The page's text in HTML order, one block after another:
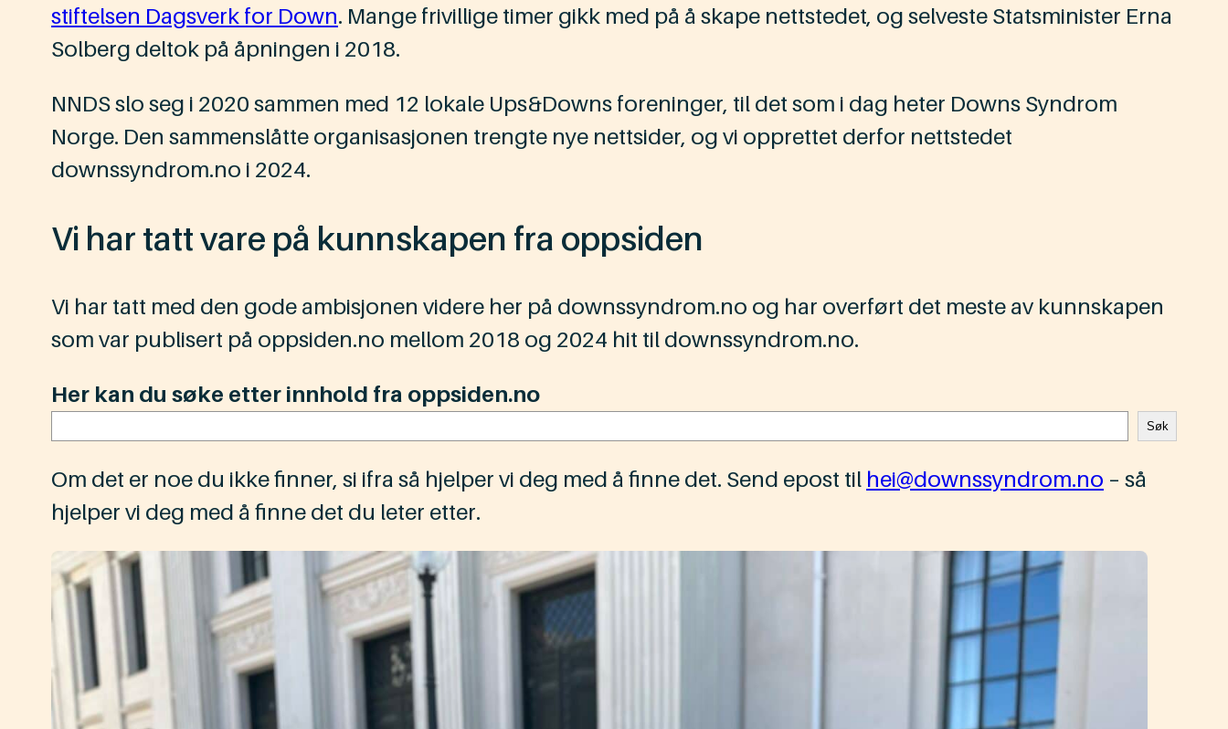
stiftelsen Dagsverk for Down. Mange frivillige timer gikk med på å skape nettstedet, og selveste Statsminister Erna
Solberg deltok på åpningen i 2018.
NNDS slo seg i 2020 sammen med 12 lokale Ups&Downs foreninger, til det som i dag heter Downs Syndrom
Norge. Den sammenslåtte organisasjonen trengte nye nettsider, og vi opprettet derfor nettstedet
downssyndrom.no i 2024.
Vi har tatt vare på kunnskapen fra oppsiden
Vi har tatt med den gode ambisjonen videre her på downssyndrom.no og har overført det meste av kunnskapen
som var publisert på oppsiden.no mellom 2018 og 2024 hit til downssyndrom.no.
Her kan du søke etter innhold fra oppsiden.no
Søk
Om det er noe du ikke finner, si ifra så hjelper vi deg med å finne det. Send epost til hei@downssyndrom.no – så
hjelper vi deg med å finne det du leter etter.